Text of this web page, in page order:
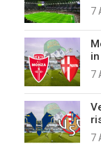
7
7
7